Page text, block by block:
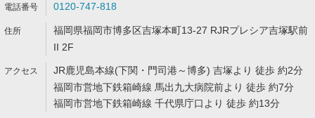
0120-747-818
福岡県福岡市博多区吉塚本町13-27 RJRプレシア吉塚駅前
II 2F
JR鹿児島本線(下関・門司港～博多) 吉塚より 徒歩 約2分
福岡市営地下鉄箱崎線 馬出九大病院前より 徒歩 約7分
福岡市営地下鉄箱崎線 千代県庁口より 徒歩 約13分